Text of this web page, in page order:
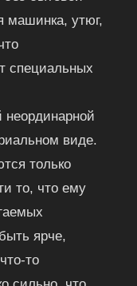
машинка, утюг,
специальных
виде.
только
то, что ему
ярче,
то